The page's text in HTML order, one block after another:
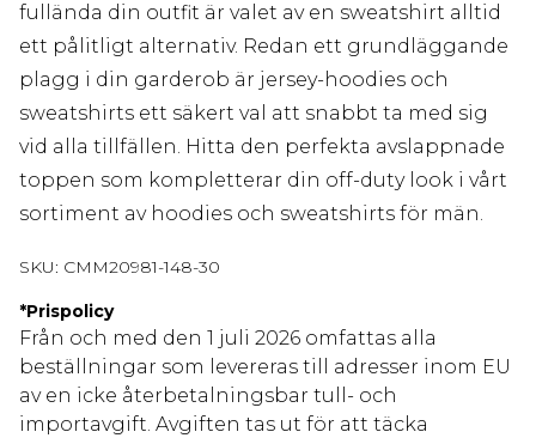
fullända din outfit är valet av en sweatshirt alltid
ett pålitligt alternativ. Redan ett grundläggande
plagg i din garderob är jersey-hoodies och
sweatshirts ett säkert val att snabbt ta med sig
vid alla tillfällen. Hitta den perfekta avslappnade
toppen som kompletterar din off-duty look i vårt
sortiment av hoodies och sweatshirts för män.
SKU: CMM20981-148-30
*Prispolicy
Från och med den 1 juli 2026 omfattas alla
beställningar som levereras till adresser inom EU
av en icke återbetalningsbar tull- och
importavgift. Avgiften tas ut för att täcka